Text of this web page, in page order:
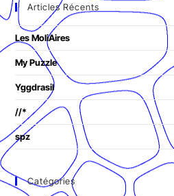
Articles Récents
Les MoliAires
My Puzzle
Yggdrasil
//*
spz
Catégories